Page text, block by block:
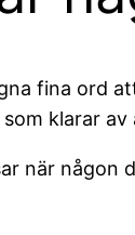
fina ord
klarar
när